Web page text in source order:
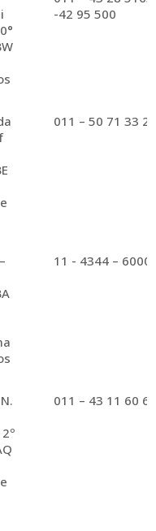
-42 95 500
011 – 50 71 33
11 - 4344 – 6000
011 – 43 11 60